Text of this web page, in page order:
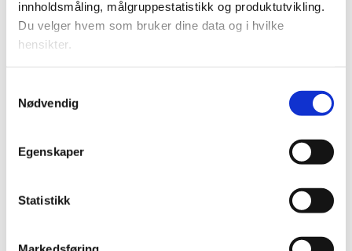
innholdsmåling, målgruppestatistikk og produktutvikling.
Du velger hvem som bruker dine data og i hvilke
hensikter.
Innhente informasjon om den geografiske
Identifisere enheten din ved å aktivt skanne den for
Undermer info
kan du lese om hvordan dine personlige
brukes. Du kan hele tiden endre eller trekke tilbake ditt
Nødvendig
Egenskaper
Statistikk
– Hadde en kjempekveld